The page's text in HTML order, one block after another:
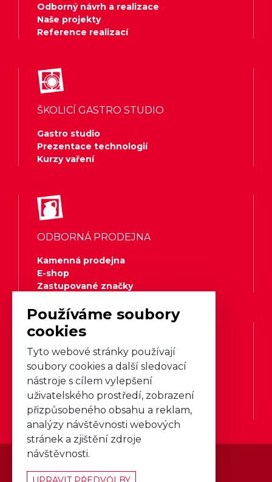
Odborný návrh a realizace
Naše projekty
Reference realizací
ŠKOLICÍ GASTRO STUDIO
Gastro studio
Prezentace technologií
Kurzy vaření
ODBORNÁ PRODEJNA
Kamenná prodejna
E-shop
Zastupované značky
SERVIS A BAZAR
Servisní středisko
Bazar
Objednat servis
Nastavení
cookies
Používáme soubory
cookies
Tyto webové stránky používají
soubory cookies a další sledovací
nástroje s cílem vylepšení
uživatelského prostředí, zobrazení
přizpůsobeného obsahu a reklam,
analýzy návštěvnosti webových
stránek a zjištění zdroje
návštěvnosti.